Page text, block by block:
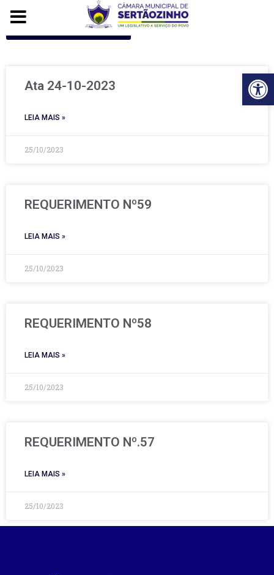
Voltar para o início
Ata 24-10-2023
LEIA MAIS »
25/10/2023
REQUERIMENTO Nº59
LEIA MAIS »
25/10/2023
REQUERIMENTO Nº58
LEIA MAIS »
25/10/2023
REQUERIMENTO Nº.57
LEIA MAIS »
25/10/2023